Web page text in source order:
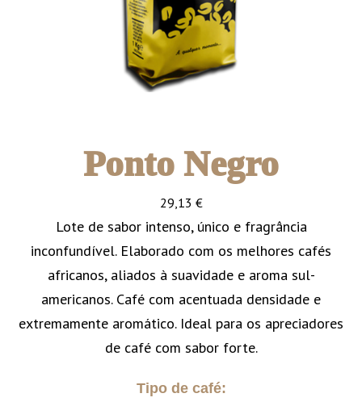
Ponto Negro
29,13 €
Lote de sabor intenso, único e fragrância
inconfundível. Elaborado com os melhores cafés
africanos, aliados à suavidade e aroma sul-
americanos. Café com acentuada densidade e
extremamente aromático. Ideal para os apreciadores
de café com sabor forte.
Tipo de café: